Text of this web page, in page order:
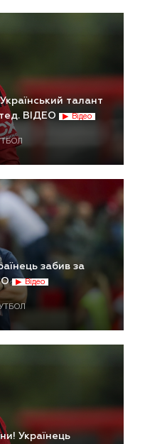
талант
ВІДЕО
Відео
забив за
Відео
Українець